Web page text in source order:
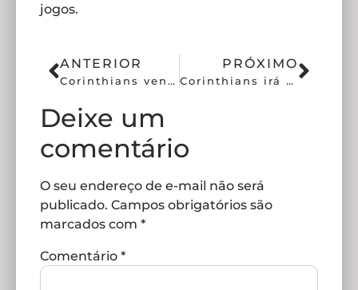
jogos.
ANTERIOR
Corinthians vence no Paulista e espera seu próximo adversário
PRÓXIMO
Corinthians irá enfrentar o Santos na semifinal do Paulistão
Deixe um
comentário
O seu endereço de e-mail não será
publicado. Campos obrigatórios são
marcados com *
Comentário *